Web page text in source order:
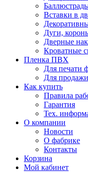
Вставки в
Дуги,
Дверные
Кроватные
Пленка ПВХ
Для печати
Для
Как купить
Правила
Гарантия
Тех.
О компании
Новости
О фабрике
Контакты
Корзина
Мой кабинет